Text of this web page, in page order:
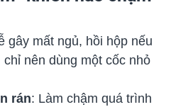
gây mất ngủ, hồi hộp nếu
chỉ nên dùng một cốc nhỏ
rán: Làm chậm quá trình